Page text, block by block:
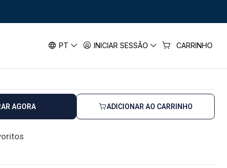
PT INICIAR SESSÃO CARRINHO
Ø190mm V20-18V SFMCS551B STANLEY
Escovas Ø190mm V20-18V
ADICIONAR AO CARRINHO
AGORA